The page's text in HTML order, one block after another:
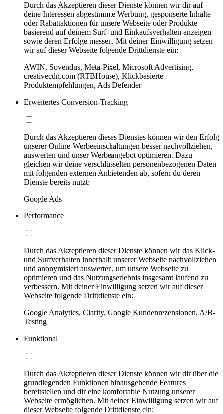
Durch das Akzeptieren dieser Dienste können wir dir auf
deine Interessen abgestimmte Werbung, gesponserte Inhalte
oder Rabattaktionen für unsere Webseite oder Produkte
basierend auf deinem Surf- und Einkaufsverhalten anzeigen
sowie deren Erfolge messen. Mit deiner Einwilligung setzen
wir auf dieser Webseite folgende Drittdienste ein:
AWIN, Sovendus, Meta-Pixel, Microsoft Advertising,
creativecdn.com (RTBHouse), Klickbasierte
Produktempfehlungen, Ads Defender
Erweitertes Conversion-Tracking
Durch das Akzeptieren dieses Dienstes können wir den Erfolg
unserer Online-Werbeeinschaltungen besser nachvollziehen,
auswerten und unser Werbeangebot optimieren. Dazu
gleichen wir deine verschlüsselten personenbezogenen Daten
mit folgenden externen Anbietenden ab, sofern du deren
Dienste bereits nutzt:
Google Ads
Performance
Durch das Akzeptieren dieser Dienste können wir das Klick-
und Surfverhalten innerhalb unserer Webseite nachvollziehen
und anonymisiert auswerten, um unsere Webseite zu
optimieren und das Nutzungserlebnis insgesamt laufend zu
verbessern. Mit deiner Einwilligung setzen wir auf dieser
Webseite folgende Drittdienste ein:
Google Analytics, Clarity, Google Kundenrezensionen, A/B-
Testing
Funktional
Durch das Akzeptieren dieser Dienste können wir dir über die
grundlegenden Funktionen hinausgehende Features
bereitstellen und dir eine komfortable Nutzung unserer
Webseite ermöglichen. Mit deiner Einwilligung setzen wir auf
dieser Webseite folgende Drittdienste ein: